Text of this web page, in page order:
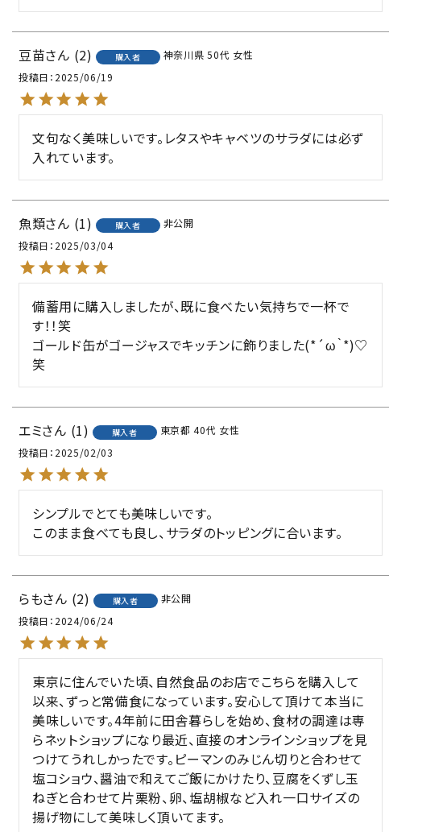
豆苗 2 購入者 神奈川県 50代 女性
投稿日 2025/06/19
文句なく美味しいです。レタスやキャベツのサラダには必ず
入れています。
魚類 1 購入者
非公開
投稿日 2025/03/04
備蓄用に購入しましたが、既に食べたい気持ちで一杯で
す！！笑
ゴールド缶がゴージャスでキッチンに飾りました(*´ω｀*)♡
笑
エミ 1 購入者 東京都 40代 女性
投稿日 2025/02/03
シンプルでとても美味しいです。
このまま食べても良し、サラダのトッピングに合います。
らも 2 購入者
非公開
投稿日 2024/06/24
東京に住んでいた頃、自然食品のお店でこちらを購入して
以来、ずっと常備食になっています。安心して頂けて本当に
美味しいです。4年前に田舎暮らしを始め、食材の調達は専
らネットショップになり最近、直接のオンラインショップを見
つけてうれしかったです。ピーマンのみじん切りと合わせて
塩コショウ、醤油で和えてご飯にかけたり、豆腐をくずし玉
ねぎと合わせて片栗粉、卵、塩胡椒など入れ一口サイズの
揚げ物にして美味しく頂いてます。